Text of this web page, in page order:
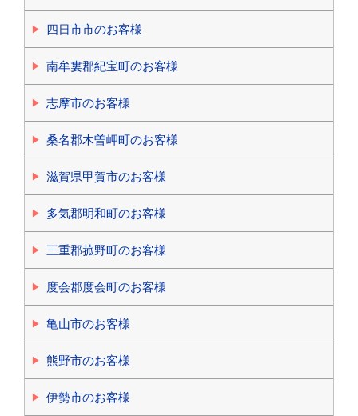
四日市市のお客様
南牟婁郡紀宝町のお客様
志摩市のお客様
桑名郡木曽岬町のお客様
滋賀県甲賀市のお客様
多気郡明和町のお客様
三重郡菰野町のお客様
度会郡度会町のお客様
亀山市のお客様
熊野市のお客様
伊勢市のお客様